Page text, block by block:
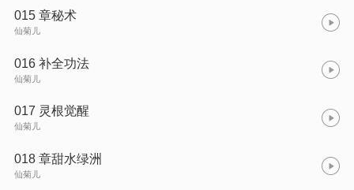
015 章秘术
仙菊儿
016 补全功法
仙菊儿
017 灵根觉醒
仙菊儿
018 章甜水绿洲
仙菊儿